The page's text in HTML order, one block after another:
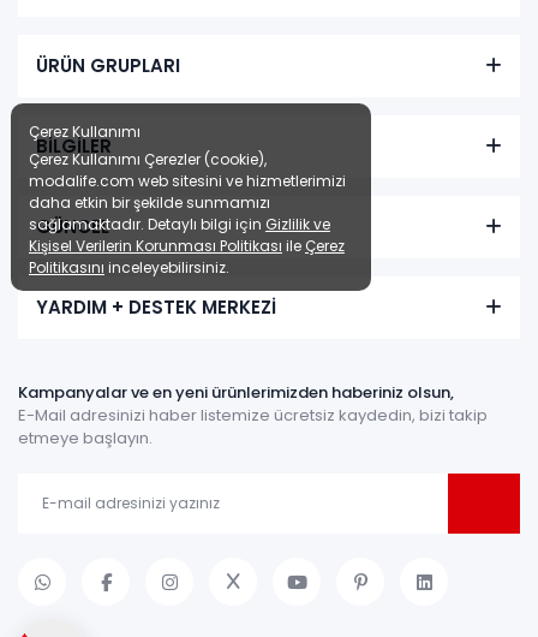
ÜRÜN GRUPLARI
BİLGİLER
GÜNCEL
YARDIM + DESTEK MERKEZİ
Kampanyalar ve en yeni ürünlerimizden haberiniz olsun,
E-Mail adresinizi haber listemize ücretsiz kaydedin, bizi takip
etmeye başlayın.
Çerez Kullanımı
Çerez Kullanımı Çerezler (cookie),
modalife.com web sitesini ve hizmetlerimizi
daha etkin bir şekilde sunmamızı
sağlamaktadır. Detaylı bilgi için Gizlilik ve
Kişisel Verilerin Korunması Politikası ile Çerez
Politikasını inceleyebilirsiniz.